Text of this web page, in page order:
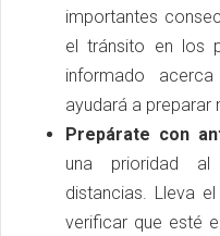
importantes
el tránsito en los
informado
ayudará a preparar
Prepárate con
una prioridad
distancias. Lleva
verificar que esté